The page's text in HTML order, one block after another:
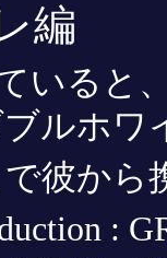
編
いると
ルホ
彼か
: